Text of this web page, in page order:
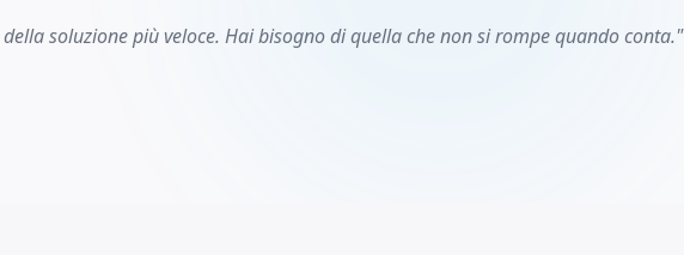
e raccolta dati
soluzione più veloce. Hai bisogno di quella che non si rompe quando conta."